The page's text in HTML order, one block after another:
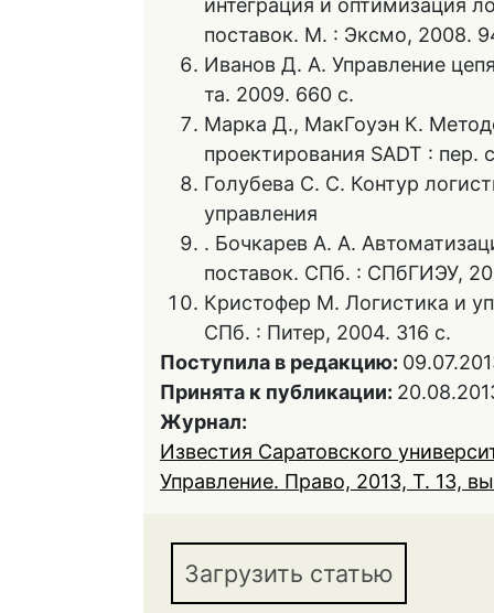
интеграция и оптимизация
поставок. М. : Эксмо, 2008.
Иванов Д. А. Управление
та. 2009. 660 с.
Марка Д., МакГоуэн К.
проектирования SADT : пер.
Голубева С. С. Контур
управления
. Бочкарев А. А.
поставок. СПб. : СПбГИЭУ,
Кристофер М. Логистика и
СПб. : Питер, 2004. 316 с.
Поступила в редакцию:
Принята к публикации:
Журнал:
Известия Саратовского
Управление. Право, 2013, Т. 13,
Загрузить статью